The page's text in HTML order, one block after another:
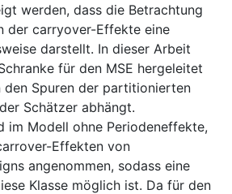
werden, dass die Betrachtung
der carryover-Effekte eine
darstellt. In dieser Arbeit
für den MSE hergeleitet
den Spuren der partitionierten
Schätzer abhängt.
im Modell ohne Periodeneffekte,
Effekten von
angenommen, sodass eine
Klasse möglich ist. Da für den